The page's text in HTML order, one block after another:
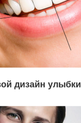
дизайн улыбки